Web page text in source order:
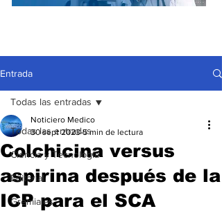
Entrada
Todas las entradas
Ciencia y Tecnología
Editorial
Gremiales
Todas las entradas
Colchicina versus
aspirina después de la
ICP para el SCA
Noticiero Medico
30 sept 2023 5 min de lectura